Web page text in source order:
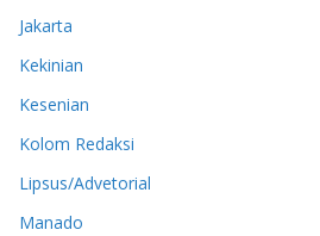
Jakarta
Kekinian
Kesenian
Kolom Redaksi
Lipsus/Advetorial
Manado